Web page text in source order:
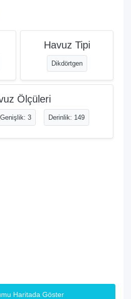
Havuz Tipi
Dikdörtgen
Ölçüleri
Genişlik: 3 Derinlik: 149
Haritada Göster